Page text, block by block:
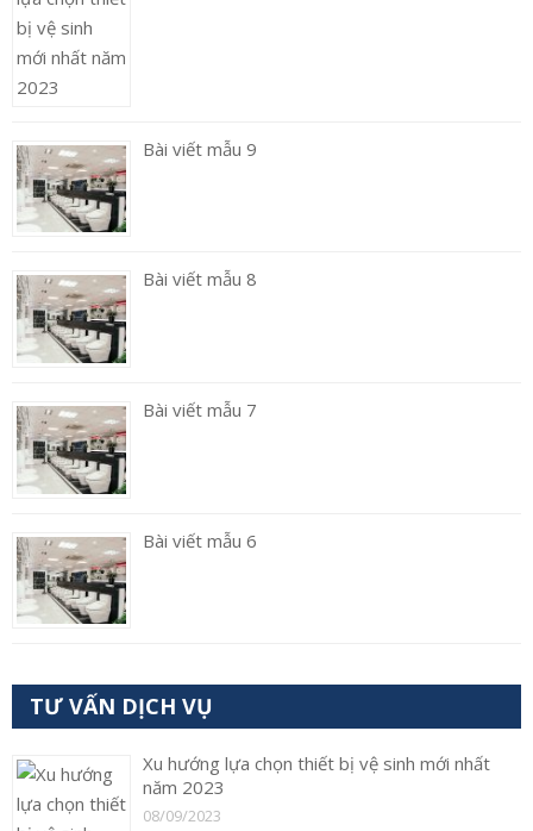
Bài viết mẫu 9
Bài viết mẫu 8
Bài viết mẫu 7
Bài viết mẫu 6
TƯ VẤN DỊCH VỤ
Xu hướng lựa chọn thiết bị vệ sinh mới nhất
năm 2023
08/09/2023